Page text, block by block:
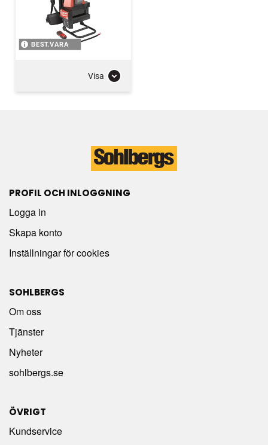
BEST.VARA
Visa
PROFIL OCH INLOGGNING
Logga in
Skapa konto
Inställningar för cookies
SOHLBERGS
Om oss
Tjänster
Nyheter
sohlbergs.se
ÖVRIGT
Kundservice